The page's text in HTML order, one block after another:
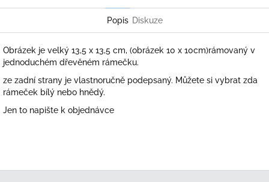
Popis Diskuze
Obrázek je velký 13,5 x 13,5 cm, (obrázek 10 x 10cm)rámovaný v
jednoduchém dřevěném rámečku.
ze zadní strany je vlastnoručně podepsaný. Můžete si vybrat zda
rámeček bílý nebo hnědý.
Jen to napište k objednávce